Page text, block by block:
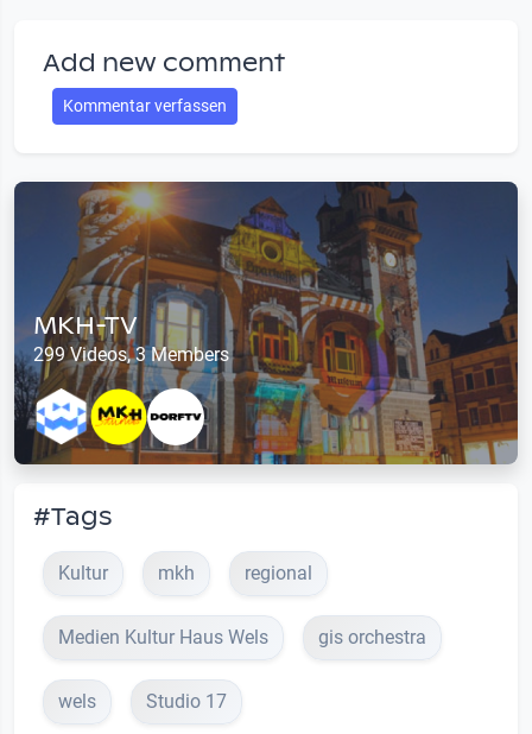
Add new comment
Kommentar verfassen
MKH-TV
299 Videos, 3 Members
#Tags
Kultur mkh regional
Medien Kultur Haus Wels gis orchestra
wels Studio 17